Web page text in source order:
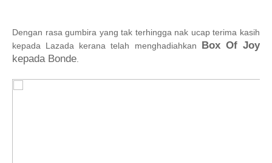
Dengan rasa gumbira yang tak terhingga nak ucap terima kasih
kepada Lazada kerana telah menghadiahkan
Box Of Joy
kepada Bonde.